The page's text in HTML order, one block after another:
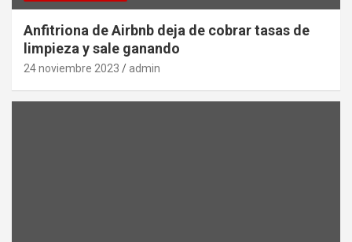
Anfitriona de Airbnb deja de cobrar tasas de
limpieza y sale ganando
24 noviembre 2023 admin